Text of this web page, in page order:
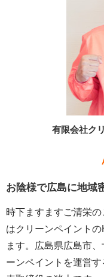
有限会社ク
お陰様で広島に地域
時下ますますご清栄
はクリーンペイント
ます。広島県広島市
ーンペイントを運営す